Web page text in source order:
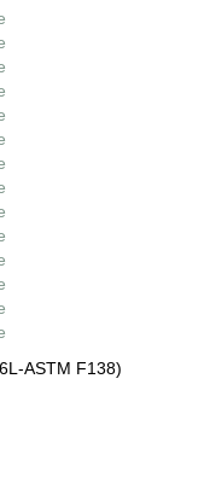
ASTM F138)